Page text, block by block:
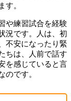
す。
や練習試合を経験
況です。人は
初
不安になったり緊
ちは、
人前で話す
を感じていると言
のです。